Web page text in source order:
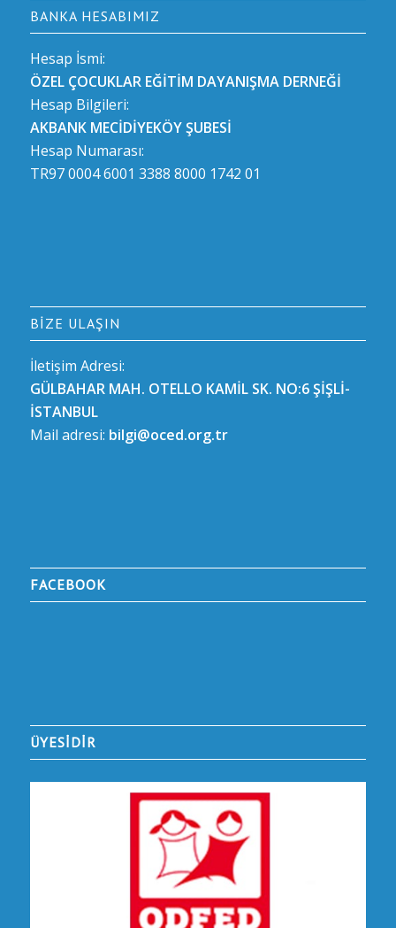
BANKA HESABIMIZ
Hesap İsmi:
ÖZEL ÇOCUKLAR EĞİTİM DAYANIŞMA DERNEĞİ
Hesap Bilgileri:
AKBANK MECİDİYEKÖY ŞUBESİ
Hesap Numarası:
TR97 0004 6001 3388 8000 1742 01
BIZE ULAŞIN
İletişim Adresi:
GÜLBAHAR MAH. OTELLO KAMİL SK. NO:6 ŞİŞLİ-
İSTANBUL
Mail adresi: bilgi@oced.org.tr
FACEBOOK
ÜYESİDİR